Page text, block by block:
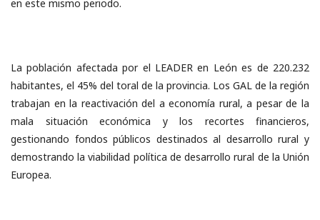
en este mismo periodo.
La población afectada por el LEADER en León es de 220.232
habitantes, el 45% del toral de la provincia. Los GAL de la región
trabajan en la reactivación del a economía rural, a pesar de la
mala situación económica y los recortes financieros,
gestionando fondos públicos destinados al desarrollo rural y
demostrando la viabilidad política de desarrollo rural de la Unión
Europea.